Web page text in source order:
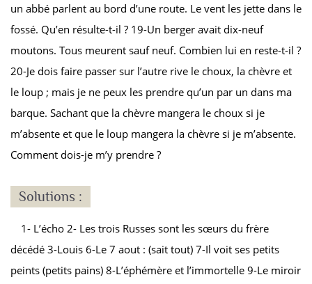
un abbé parlent au bord d’une route. Le vent les jette dans le
fossé. Qu’en résulte-t-il ? 19-Un berger avait dix-neuf
moutons. Tous meurent sauf neuf. Combien lui en reste-t-il ?
20-Je dois faire passer sur l’autre rive le choux, la chèvre et
le loup ; mais je ne peux les prendre qu’un par un dans ma
barque. Sachant que la chèvre mangera le choux si je
m’absente et que le loup mangera la chèvre si je m’absente.
Comment dois-je m’y prendre ?
Solutions :
1- L’écho 2- Les trois Russes sont les sœurs du frère
décédé 3-Louis 6-Le 7 aout : (sait tout) 7-Il voit ses petits
peints (petits pains) 8-L’éphémère et l’immortelle 9-Le miroir